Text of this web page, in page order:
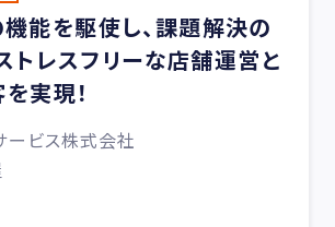
機能を駆使し、課題解決の
トレスフリーな店舗運営と
実現！
ービス株式会社